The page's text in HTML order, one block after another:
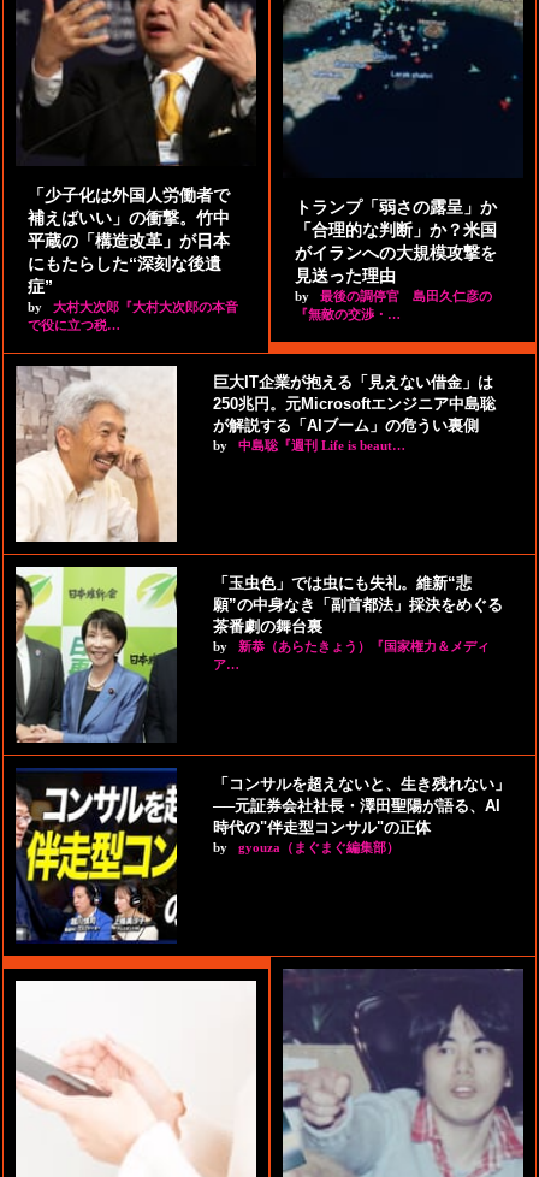
「少子化は外国人労働者で
補えばいい」の衝撃。竹中
平蔵の「構造改革」が日本
にもたらした“深刻な後遺
症”
by
大村大次郎『大村大次郎の本音
で役に立つ税…
トランプ「弱さの露呈」か
「合理的な判断」か？米国
がイランへの大規模攻撃を
見送った理由
by
最後の調停官 島田久仁彦の
『無敵の交渉・…
巨大IT企業が抱える「見えない借金」は
250兆円。元Microsoftエンジニア中島聡
が解説する「AIブーム」の危うい裏側
by 中島聡『週刊 Life is beaut…
「玉虫色」では虫にも失礼。維新“悲
願”の中身なき「副首都法」採決をめぐる
茶番劇の舞台裏
by
新恭（あらたきょう）『国家権力＆メディ
ア…
「コンサルを超えないと、生き残れない」
──元証券会社社長・澤田聖陽が語る、AI
時代の"伴走型コンサル"の正体
by gyouza（まぐまぐ編集部）